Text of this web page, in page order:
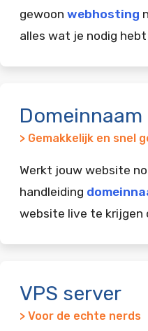
gewoon webhosting
alles wat je nodig hebt
> Gemakkelijk en snel
Werkt jouw website
handleiding
website live te krijgen
VPS server
> Voor de echte nerds